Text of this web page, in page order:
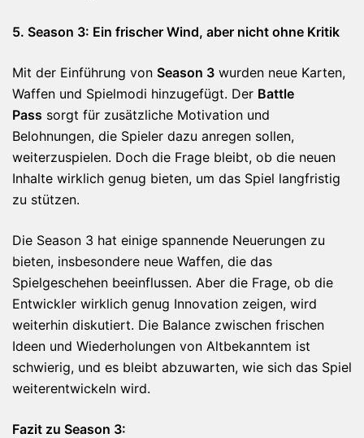
5. Season 3: Ein frischer Wind, aber nicht ohne Kritik
Mit der Einführung von Season 3 wurden neue Karten,
Waffen und Spielmodi hinzugefügt. Der Battle
Pass sorgt für zusätzliche Motivation und
Belohnungen, die Spieler dazu anregen sollen,
weiterzuspielen. Doch die Frage bleibt, ob die neuen
Inhalte wirklich genug bieten, um das Spiel langfristig
zu stützen.
Die Season 3 hat einige spannende Neuerungen zu
bieten, insbesondere neue Waffen, die das
Spielgeschehen beeinflussen. Aber die Frage, ob die
Entwickler wirklich genug Innovation zeigen, wird
weiterhin diskutiert. Die Balance zwischen frischen
Ideen und Wiederholungen von Altbekanntem ist
schwierig, und es bleibt abzuwarten, wie sich das Spiel
weiterentwickeln wird.
Fazit zu Season 3: